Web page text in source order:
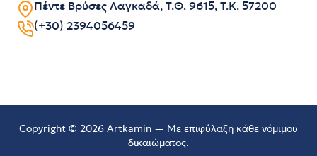
Πέντε Βρύσες Λαγκαδά, Τ.Θ. 9615, Τ.Κ. 57200
(+30) 2394056459
Copyright © 2026 Artkamin — Με επιφύλαξη κάθε νόμιμου
δικαιώματος.